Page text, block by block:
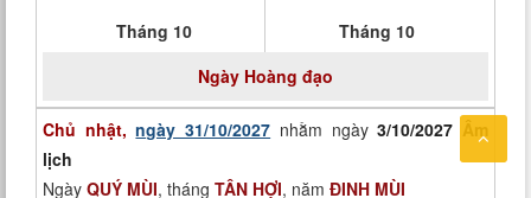
Tháng 10
Tháng 10
Ngày Hoàng đạo
Chủ nhật,ngày 31/10/2027 nhằm ngày3/10/2027 Âm
lịch
Ngày QUÝ MÙI, tháng TÂN HỢI, năm ĐINH MÙI